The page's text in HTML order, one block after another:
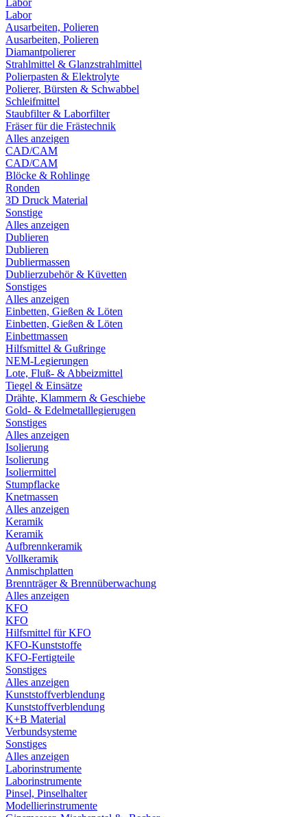
Labor
Labor
Ausarbeiten, Polieren
Ausarbeiten, Polieren
Diamantpolierer
Strahlmittel & Glanzstrahlmittel
Polierpasten & Elektrolyte
Polierer, Bürsten & Schwabbel
Schleifmittel
Staubfilter & Laborfilter
Fräser für die Frästechnik
Alles anzeigen
CAD/CAM
CAD/CAM
Blöcke & Rohlinge
Ronden
3D Druck Material
Sonstige
Alles anzeigen
Dublieren
Dublieren
Dubliermassen
Dublierzubehör & Küvetten
Sonstiges
Alles anzeigen
Einbetten, Gießen & Löten
Einbetten, Gießen & Löten
Einbettmassen
Hilfsmittel & Gußringe
NEM-Legierungen
Lote, Fluß- & Abbeizmittel
Tiegel & Einsätze
Drähte, Klammern & Geschiebe
Gold- & Edelmetalllegierugen
Sonstiges
Alles anzeigen
Isolierung
Isolierung
Isoliermittel
Stumpflacke
Knetmassen
Alles anzeigen
Keramik
Keramik
Aufbrennkeramik
Vollkeramik
Anmischplatten
Brennträger & Brennüberwachung
Alles anzeigen
KFO
KFO
Hilfsmittel für KFO
KFO-Kunststoffe
KFO-Fertigteile
Sonstiges
Alles anzeigen
Kunststoffverblendung
Kunststoffverblendung
K+B Material
Verbundsysteme
Sonstiges
Alles anzeigen
Laborinstrumente
Laborinstrumente
Pinsel, Pinselhalter
Modellierinstrumente